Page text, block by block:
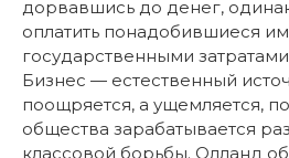
дорвавшись до денег,
оплатить понадобившиеся
государственными
Бизнес — естественный
поощряется, а ущемляется,
общества зарабатывается
классовой борьбы. Олланд